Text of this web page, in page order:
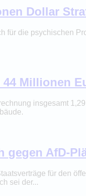
Dollar
für die psychischen
Millionen
insgesamt
gegen AfD-
für den
sei der...